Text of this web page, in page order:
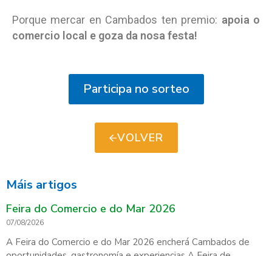
Porque mercar en Cambados ten premio: apoia o
comercio local e goza da nosa festa!
Participa no sorteo
VOLVER
Máis artigos
Feira do Comercio e do Mar 2026
07/08/2026
A Feira do Comercio e do Mar 2026 encherá Cambados de